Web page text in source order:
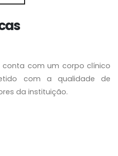
conta com um corpo clínico
com a qualidade de
da instituição.